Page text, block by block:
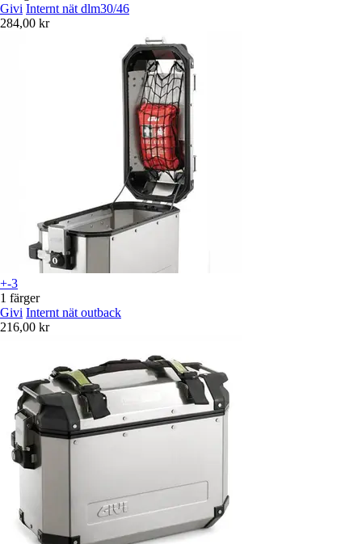
Givi Internt nät dlm30/46
284,00 kr
+-3
1 färger
Givi Internt nät outback
216,00 kr